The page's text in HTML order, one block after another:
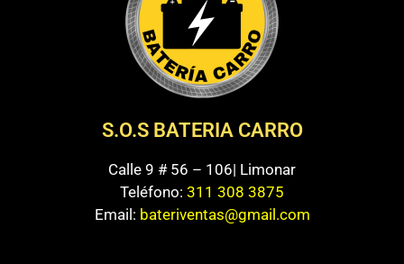
S.O.S BATERIA CARRO
Calle 9 # 56 – 106| Limonar
Teléfono: 311 308 3875
Email: bateriventas@gmail.com